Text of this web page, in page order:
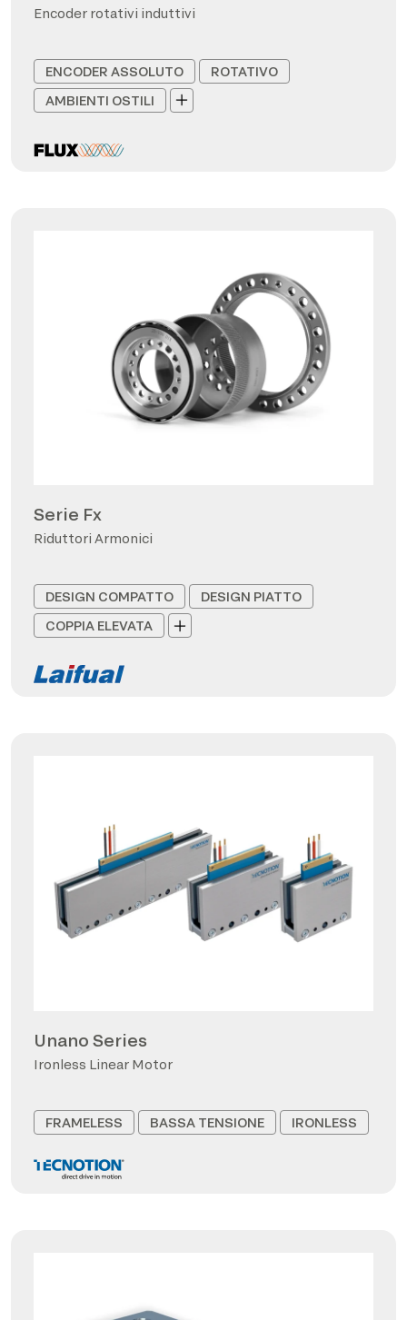
Encoder rotativi induttivi
ENCODER ASSOLUTO
ROTATIVO
AMBIENTI OSTILI
Serie Fx
Riduttori Armonici
DESIGN COMPATTO
DESIGN PIATTO
COPPIA ELEVATA
Unano Series
Ironless Linear Motor
FRAMELESS BASSA TENSIONE IRONLESS